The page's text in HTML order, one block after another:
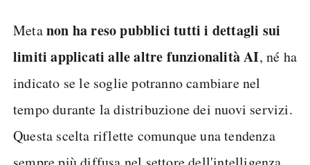
Metanon ha reso pubblici tutti i dettagli sui
limiti applicati alle altre funzionalità AI, né ha
indicato se le soglie potranno cambiare nel
tempo durante la distribuzione dei nuovi servizi.
Questa scelta riflette comunque una tendenza